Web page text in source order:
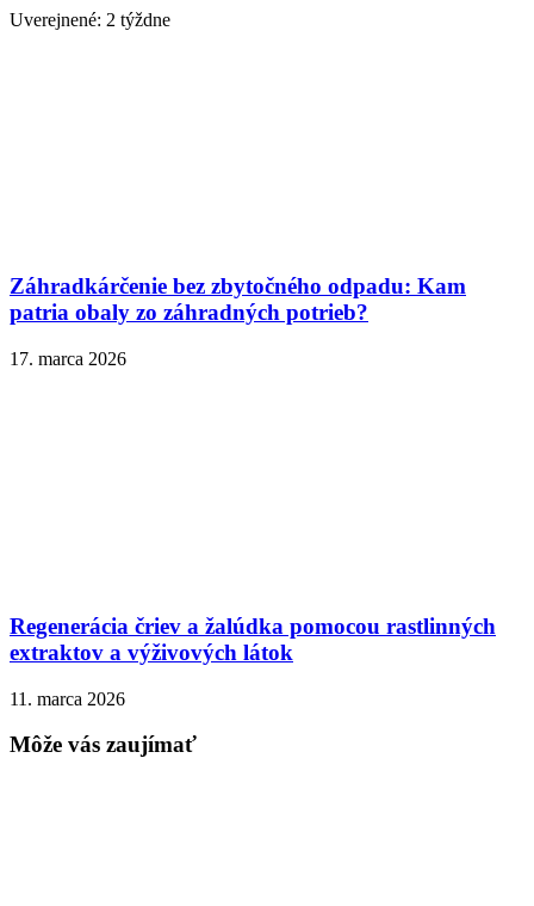
Uverejnené: 2 týždne
Záhradkárčenie bez zbytočného odpadu: Kam
patria obaly zo záhradných potrieb?
17. marca 2026
Regenerácia čriev a žalúdka pomocou rastlinných
extraktov a výživových látok
11. marca 2026
Môže vás zaujímať